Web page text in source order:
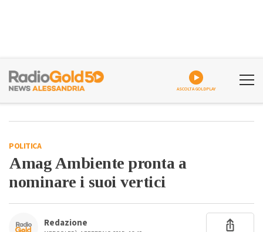
ASCOLTA GOLDPLAY
POLITICA
Amag Ambiente pronta a
nominare i suoi vertici
Redazione